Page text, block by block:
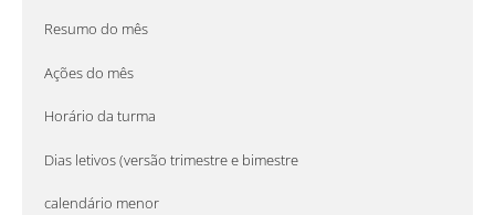
Resumo do mês
Ações do mês
Horário da turma
Dias letivos (versão trimestre e bimestre
calendário menor